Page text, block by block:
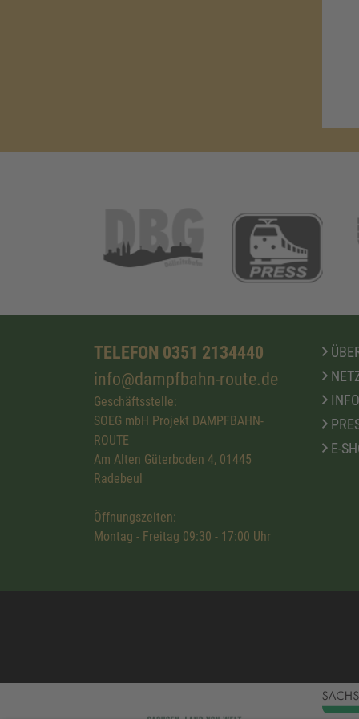
TELEFON 0351 2134440
info@dampfbahn-route.de
Geschäftsstelle:
SOEG mbH Projekt DAMPFBAHN-
ROUTE
Am Alten Güterboden 4, 01445
Radebeul
Öffnungszeiten:
Montag - Freitag 09:30 - 17:00 Uhr
E-